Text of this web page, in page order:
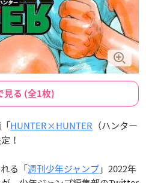
見る (全1枚)
HUNTER×HUNTER （ハンター
！
る「週刊少年ジャンプ」2022年